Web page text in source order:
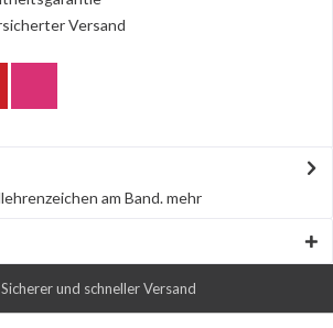
Versand
am Band.mehr
Sicherer und schneller Versand